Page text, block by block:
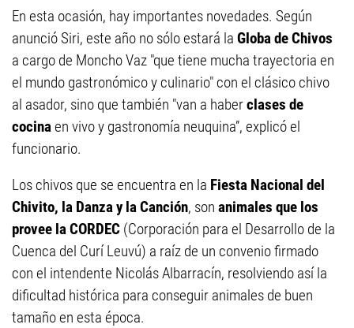
En esta ocasión, hay importantes novedades. Según
anunció Siri, este año no sólo estará la Globa de Chivos
a cargo de Moncho Vaz "que tiene mucha trayectoria en
el mundo gastronómico y culinario" con el clásico chivo
al asador, sino que también "van a haberclases de
cocinaen vivo y gastronomía neuquina”, explicó el
funcionario.
Los chivos que se encuentra en la Fiesta Nacional del
Chivito, la Danza y la Canción, son animales que los
provee la CORDEC (Corporación para el Desarrollo de la
Cuenca del Curí Leuvú) a raíz de un convenio firmado
con el intendente Nicolás Albarracín, resolviendo así la
dificultad histórica para conseguir animales de buen
tamaño en esta época.